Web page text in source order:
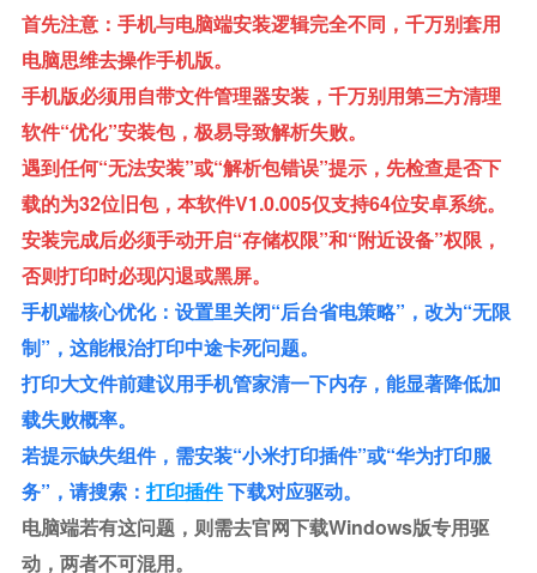
首先注意：手机与电脑端安装逻辑完全不同，千万别套用
电脑思维去操作手机版。
手机版必须用自带文件管理器安装，千万别用第三方清理
软件“优化”安装包，极易导致解析失败。
遇到任何“无法安装”或“解析包错误”提示，先检查是否下
载的为32位旧包，本软件V1.0.005仅支持64位安卓系统。
安装完成后必须手动开启“存储权限”和“附近设备”权限，
否则打印时必现闪退或黑屏。
手机端核心优化：设置里关闭“后台省电策略”，改为“无限
制”，这能根治打印中途卡死问题。
打印大文件前建议用手机管家清一下内存，能显著降低加
载失败概率。
若提示缺失组件，需安装“小米打印插件”或“华为打印服
务”，请搜索：打印插件下载对应驱动。
电脑端若有这问题，则需去官网下载Windows版专用驱
动，两者不可混用。